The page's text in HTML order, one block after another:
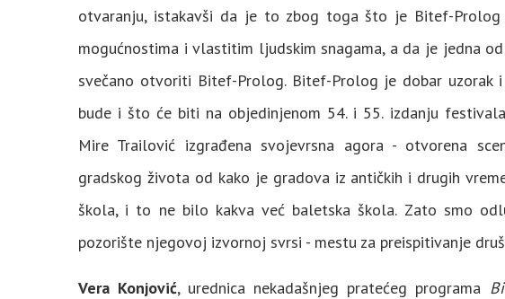
otvaranju, istakavši da je to zbog toga što je Bitef-
mogućnostima i vlastitim ljudskim snagama, a da je jedna
svečano otvoriti Bitef-Prolog. Bitef-Prolog je dobar
bude i što će biti na objedinjenom 54. i 55. izdanju
Mire Trailović izgrađena svojevrsna agora - otvorena
gradskog života od kako je gradova iz antičkih i drugih
škola, i to ne bilo kakva već baletska škola. Zato smo
pozorište njegovoj izvornoj svrsi - mestu za preispitivanje
Vera Konjović, urednica nekadašnjeg pratećeg programa